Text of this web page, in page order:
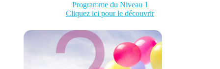
Programme du Niveau 1
Cliquez ici pour le découvrir